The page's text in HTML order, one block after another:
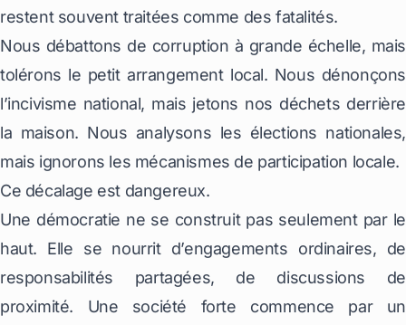
restent souvent traitées comme des fatalités.
Nous débattons de corruption à grande échelle, mais
tolérons le petit arrangement local. Nous dénonçons
l’incivisme national, mais jetons nos déchets derrière
la maison. Nous analysons les élections nationales,
mais ignorons les mécanismes de participation locale.
Ce décalage est dangereux.
Une démocratie ne se construit pas seulement par le
haut. Elle se nourrit d’engagements ordinaires, de
responsabilités partagées, de discussions de
proximité. Une société forte commence par un